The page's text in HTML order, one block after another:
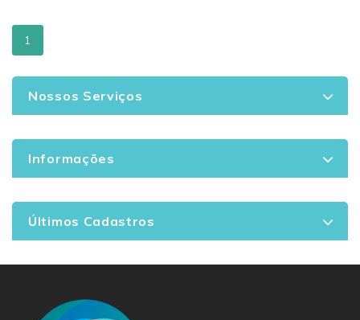
1
Nossos Serviços
Informações
Últimos Cadastros